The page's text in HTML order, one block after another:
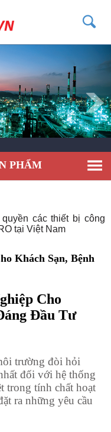
PHẨM
các thiết bị công
tại Việt Nam
Khách Sạn, Bệnh
Cho
Đầu Tư
trường đòi hỏi
đối với hệ thống
trong tính chất hoạt
ra những yêu cầu